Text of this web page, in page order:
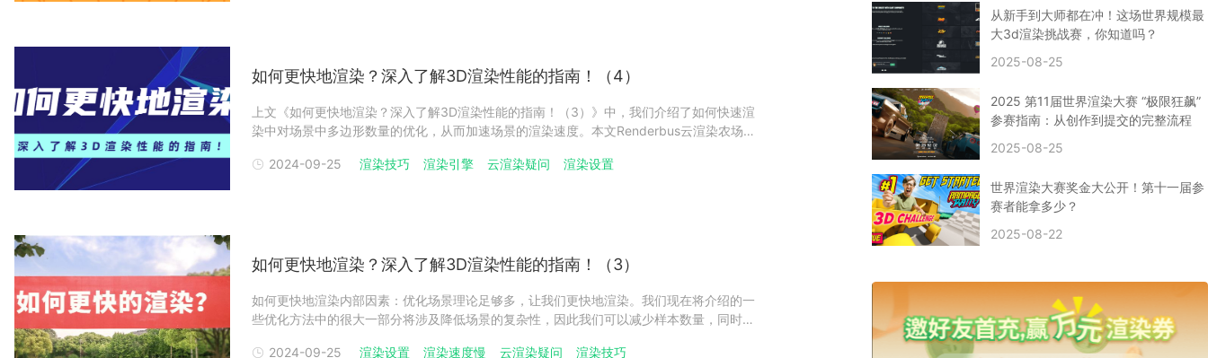
如何更快地渲染？深入了解3D渲染性能的指南！（4）
上文《如何更快地渲染？深入了解3D渲染性能的指南！（3）》中，我们介绍了如何快速渲
染中对场景中多边形数量的优化，从而加速场景的渲染速度。本文Renderbus云渲染农场将
个发光器，无论是发光材质的物体还是实际的发光物体，都会向场景添加更多必须在渲染时
2024-09-25 渲染技巧 渲染引擎 云渲染疑问 渲染设置
如何更快地渲染？深入了解3D渲染性能的指南！（3）
如何更快地渲染内部因素：优化场景理论足够多，让我们更快地渲染。我们现在将介绍的一
些优化方法中的很大一部分将涉及降低场景的复杂性，因此我们可以减少样本数量，同时仍
2024-09-25 渲染设置 渲染速度慢 云渲染疑问 渲染技巧
vr渲染器
效果图渲染 免费云渲染
Autodesk
2D转3D
SU渲染 圣诞短片
风暴幽灵船
云渲染大咖专访
CG电影云渲染案例
Houdini建模案例
CG人物制作
Maya基础知识
Blender渲染技巧
3ds Max资讯
3ds Max教程
CG软件资讯
3d云渲染
3dmax渲染
Substance Painter
vray网络渲染
SAAS渲染农场
Lumion
ZBrush技巧
SketchUp教程
3dmax 渲染慢
渲染卡顿
云渲染怎么收费
纹理渲染
全局光引擎
渲染溢色
EEVEE渲染器
C4D教程
Corona降噪器
奥斯卡 电影
建模渲染
人物建模渲染
在线建模渲染
北京渲染农场
从新手到大师都在冲！这场世界规模最
大3d渲染挑战赛，你知道吗？
2025-08-25
2025 第11届世界渲染大赛 “极限狂飙”
参赛指南：从创作到提交的完整流程
2025-08-25
世界渲染大赛奖金大公开！第十一届参
赛者能拿多少？
2025-08-22